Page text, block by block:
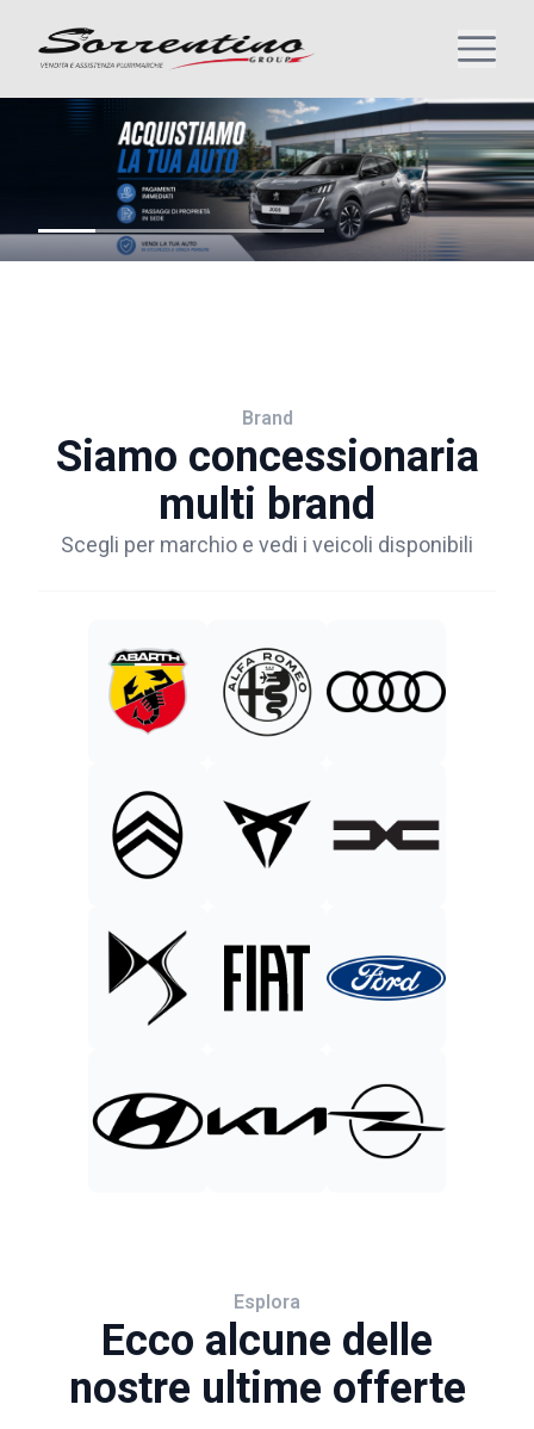
Brand
Siamo concessionaria
multi brand
Scegli per marchio e vedi i veicoli disponibili
Esplora
Ecco alcune delle
nostre ultime offerte